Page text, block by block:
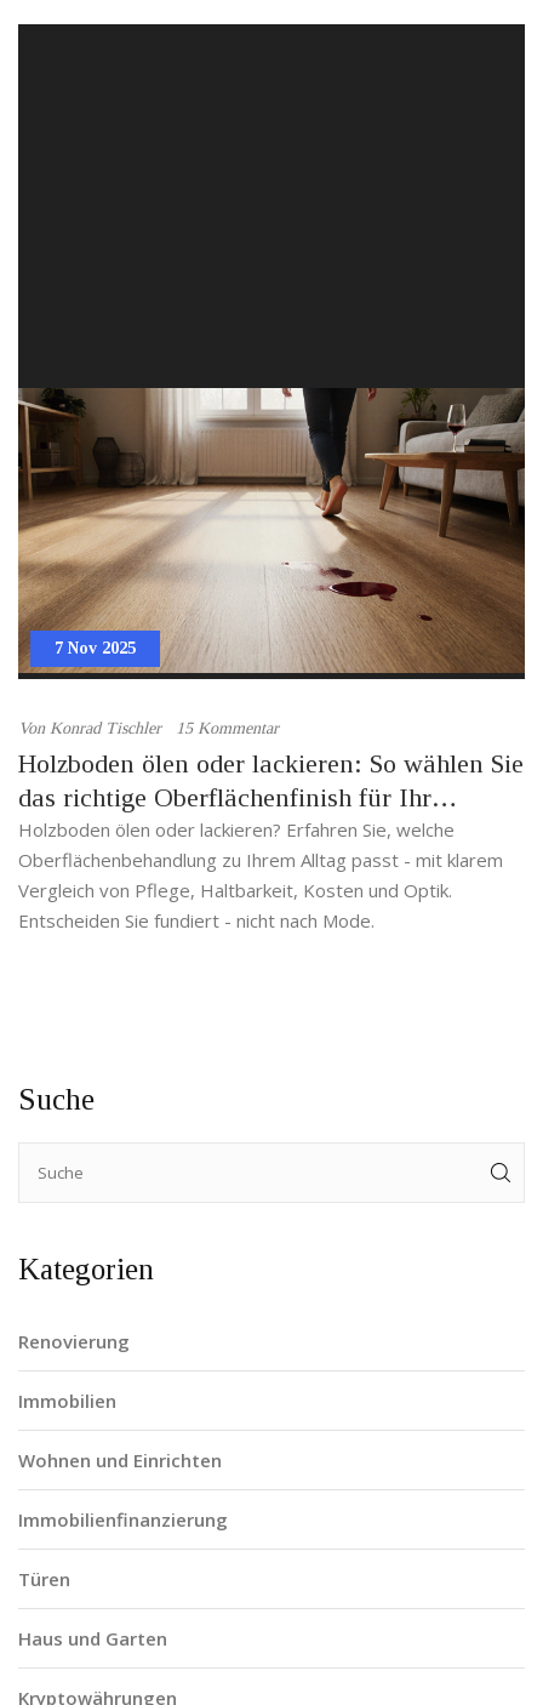
7 Nov 2025
Von Konrad Tischler 15 Kommentar
Holzboden ölen oder lackieren: So wählen Sie
das richtige Oberflächenfinish für Ihr
Zuhause
Holzboden ölen oder lackieren? Erfahren Sie, welche
Oberflächenbehandlung zu Ihrem Alltag passt - mit klarem
Vergleich von Pflege, Haltbarkeit, Kosten und Optik.
Entscheiden Sie fundiert - nicht nach Mode.
Suche
Kategorien
Renovierung
Immobilien
Wohnen und Einrichten
Immobilienfinanzierung
Türen
Haus und Garten
Kryptowährungen